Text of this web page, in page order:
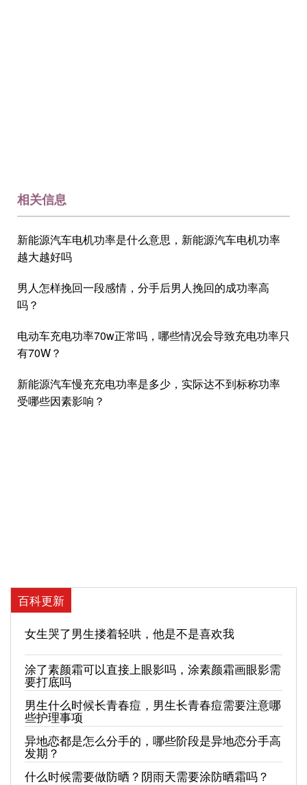
相关信息
新能源汽车电机功率是什么意思，新能源汽车电机功率
越大越好吗
男人怎样挽回一段感情，分手后男人挽回的成功率高
吗？
电动车充电功率70w正常吗，哪些情况会导致充电功率只
有70W？
新能源汽车慢充充电功率是多少，实际达不到标称功率
受哪些因素影响？
百科更新
女生哭了男生搂着轻哄，他是不是喜欢我
涂了素颜霜可以直接上眼影吗，涂素颜霜画眼影需
要打底吗
男生什么时候长青春痘，男生长青春痘需要注意哪
些护理事项
异地恋都是怎么分手的，哪些阶段是异地恋分手高
发期？
什么时候需要做防晒？阴雨天需要涂防晒霜吗？